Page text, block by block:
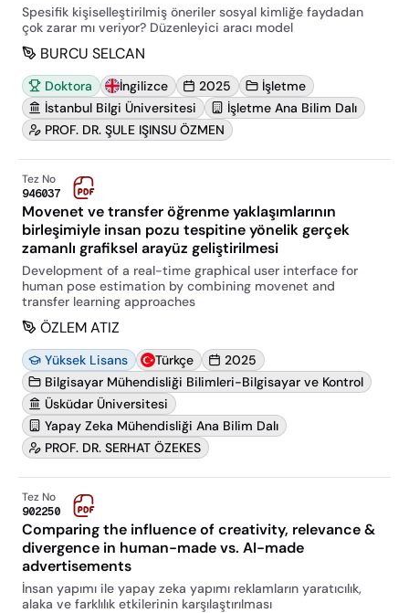
Spesifik kişiselleştirilmiş öneriler sosyal kimliğe faydadan
çok zarar mı veriyor? Düzenleyici aracı model
BURCU SELCAN
Doktora İngilizce 2025
İşletme
İstanbul Bilgi Üniversitesi
İşletme Ana Bilim Dalı
PROF. DR. ŞULE IŞINSU ÖZMEN
Tez No
946037
Movenet ve transfer öğrenme yaklaşımlarının
birleşimiyle insan pozu tespitine yönelik gerçek
zamanlı grafiksel arayüz geliştirilmesi
Development of a real-time graphical user interface for
human pose estimation by combining movenet and
transfer learning approaches
ÖZLEM ATIZ
Yüksek Lisans Türkçe
2025
Bilgisayar Mühendisliği Bilimleri-Bilgisayar ve Kontrol
Üsküdar Üniversitesi
Yapay Zeka Mühendisliği Ana Bilim Dalı
PROF. DR. SERHAT ÖZEKES
Tez No
902250
Comparing the influence of creativity, relevance &
divergence in human-made vs. AI-made
advertisements
İnsan yapımı ile yapay zeka yapımı reklamların yaratıcılık,
alaka ve farklılık etkilerinin karşılaştırılması